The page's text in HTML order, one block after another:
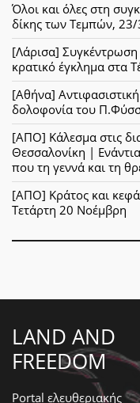
Όλοι και όλες στη
δίκης των Τεμπών, 23/
[Λάρισα] Συγκέντρωση
κρατικό έγκλημα στα
[Αθήνα]
δολοφονία του
[ΑΠΟ] Κάλεσμα στις
Θεσσαλονίκη |
που τη γεννά και τη
[ΑΠΟ] Κράτος και
Τετάρτη 20 Νοέμβρη
LAND AND
FREEDOM
Portal ελευθεριακής